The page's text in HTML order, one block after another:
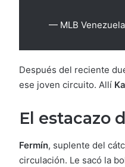
— MLB
Después del reciente
ese joven circuito. Allí
El estacazo
Fermín, suplente del
circulación. Le sacó la